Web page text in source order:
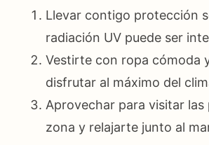
Llevar contigo protección
radiación UV puede ser
Vestirte con ropa cómoda
disfrutar al máximo del
Aprovechar para visitar las
zona y relajarte junto al